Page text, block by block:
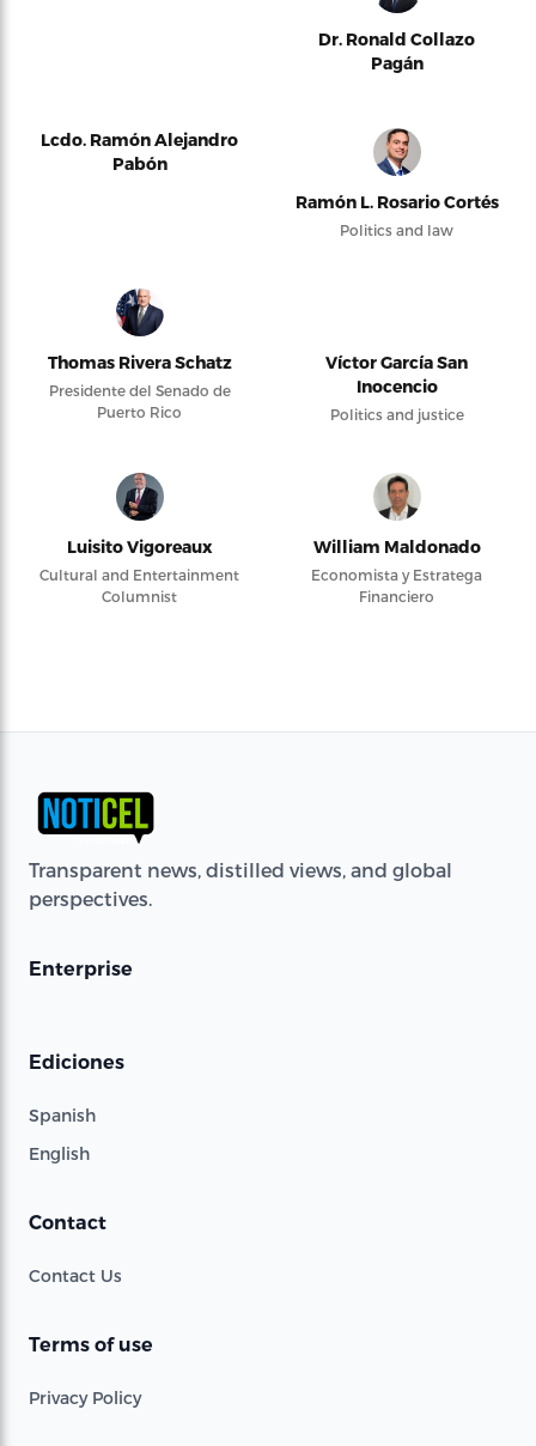
Dr. Ronald Collazo
Pagán
Lcdo. Ramón Alejandro
Pabón
Ramón L. Rosario Cortés
Politics and law
Thomas Rivera Schatz
Presidente del Senado de
Puerto Rico
Víctor García San
Inocencio
Politics and justice
Luisito Vigoreaux
Cultural and Entertainment
Columnist
William Maldonado
Economista y Estratega
Financiero
Transparent news, distilled views, and global
perspectives.
Enterprise
Ediciones
Spanish
English
Contact
Contact Us
Terms of use
Privacy Policy